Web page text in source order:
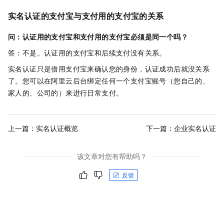
实名认证的支付宝与支付用的支付宝的关系
问：认证用的支付宝和支付用的支付宝必须是同一个吗？
答：不是。认证用的支付宝和后续支付没有关系。
实名认证只是借用支付宝来确认您的身份，认证成功后就没关系
了。您可以在阿里云后台绑定任何一个支付宝账号（您自己的、
家人的、公司的）来进行日常支付。
上一篇： 实名认证概览 下一篇： 企业实名认证
该文章对您有帮助吗？
反馈